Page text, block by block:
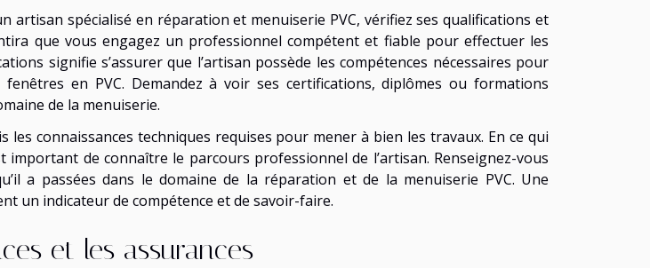
artisan spécialisé en réparation et menuiserie PVC, vérifiez ses qualifications et
que vous engagez un professionnel compétent et fiable pour effectuer les
signifie s’assurer que l’artisan possède les compétences nécessaires pour
en PVC. Demandez à voir ses certifications, diplômes ou formations
de la menuiserie.
les connaissances techniques requises pour mener à bien les travaux. En ce qui
important de connaître le parcours professionnel de l’artisan. Renseignez-vous
a passées dans le domaine de la réparation et de la menuiserie PVC. Une
un indicateur de compétence et de savoir-faire.
et les assurances